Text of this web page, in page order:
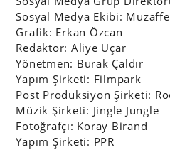
Sosyal Medya Ekibi:
Grafik: Erkan Özcan
Redaktör: Aliye Uçar
Yönetmen: Burak Çaldır
Yapım Şirketi: Filmpark
Post Prodüksiyon Şirketi:
Müzik Şirketi: Jingle Jungle
Fotoğrafçı: Koray Birand
Yapım Şirketi: PPR